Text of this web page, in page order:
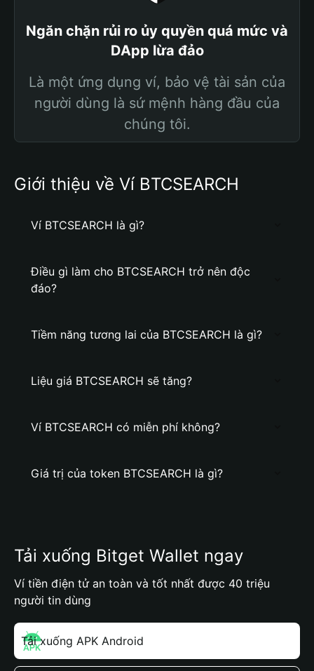
Ngăn chặn rủi ro ủy quyền quá mức và
DApp lừa đảo
Là một ứng dụng ví, bảo vệ tài sản của
người dùng là sứ mệnh hàng đầu của
chúng tôi.
Giới thiệu về Ví BTCSEARCH
Ví BTCSEARCH là gì?
Điều gì làm cho BTCSEARCH trở nên độc
đáo?
Tiềm năng tương lai của BTCSEARCH là gì?
Liệu giá BTCSEARCH sẽ tăng?
Ví BTCSEARCH có miễn phí không?
Giá trị của token BTCSEARCH là gì?
Tải xuống Bitget Wallet ngay
Ví tiền điện tử an toàn và tốt nhất được 40 triệu
người tin dùng
Tải xuống APK Android